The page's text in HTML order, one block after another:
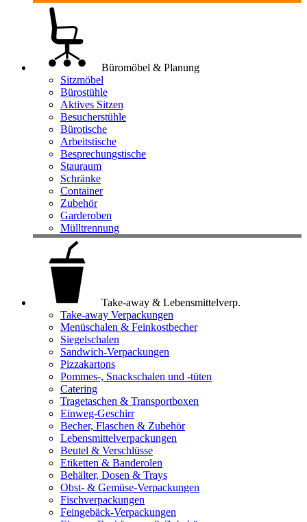
Büromöbel & Planung
Sitzmöbel
Bürostühle
Aktives Sitzen
Besucherstühle
Bürotische
Arbeitstische
Besprechungstische
Stauraum
Schränke
Container
Zubehör
Garderoben
Mülltrennung
Take-away & Lebensmittelverp.
Take-away Verpackungen
Menüschalen & Feinkostbecher
Siegelschalen
Sandwich-Verpackungen
Pizzakartons
Pommes-, Snackschalen und -tüten
Catering
Tragetaschen & Transportboxen
Einweg-Geschirr
Becher, Flaschen & Zubehör
Lebensmittelverpackungen
Beutel & Verschlüsse
Etiketten & Banderolen
Behälter, Dosen & Trays
Obst- & Gemüse-Verpackungen
Fischverpackungen
Feingebäck-Verpackungen